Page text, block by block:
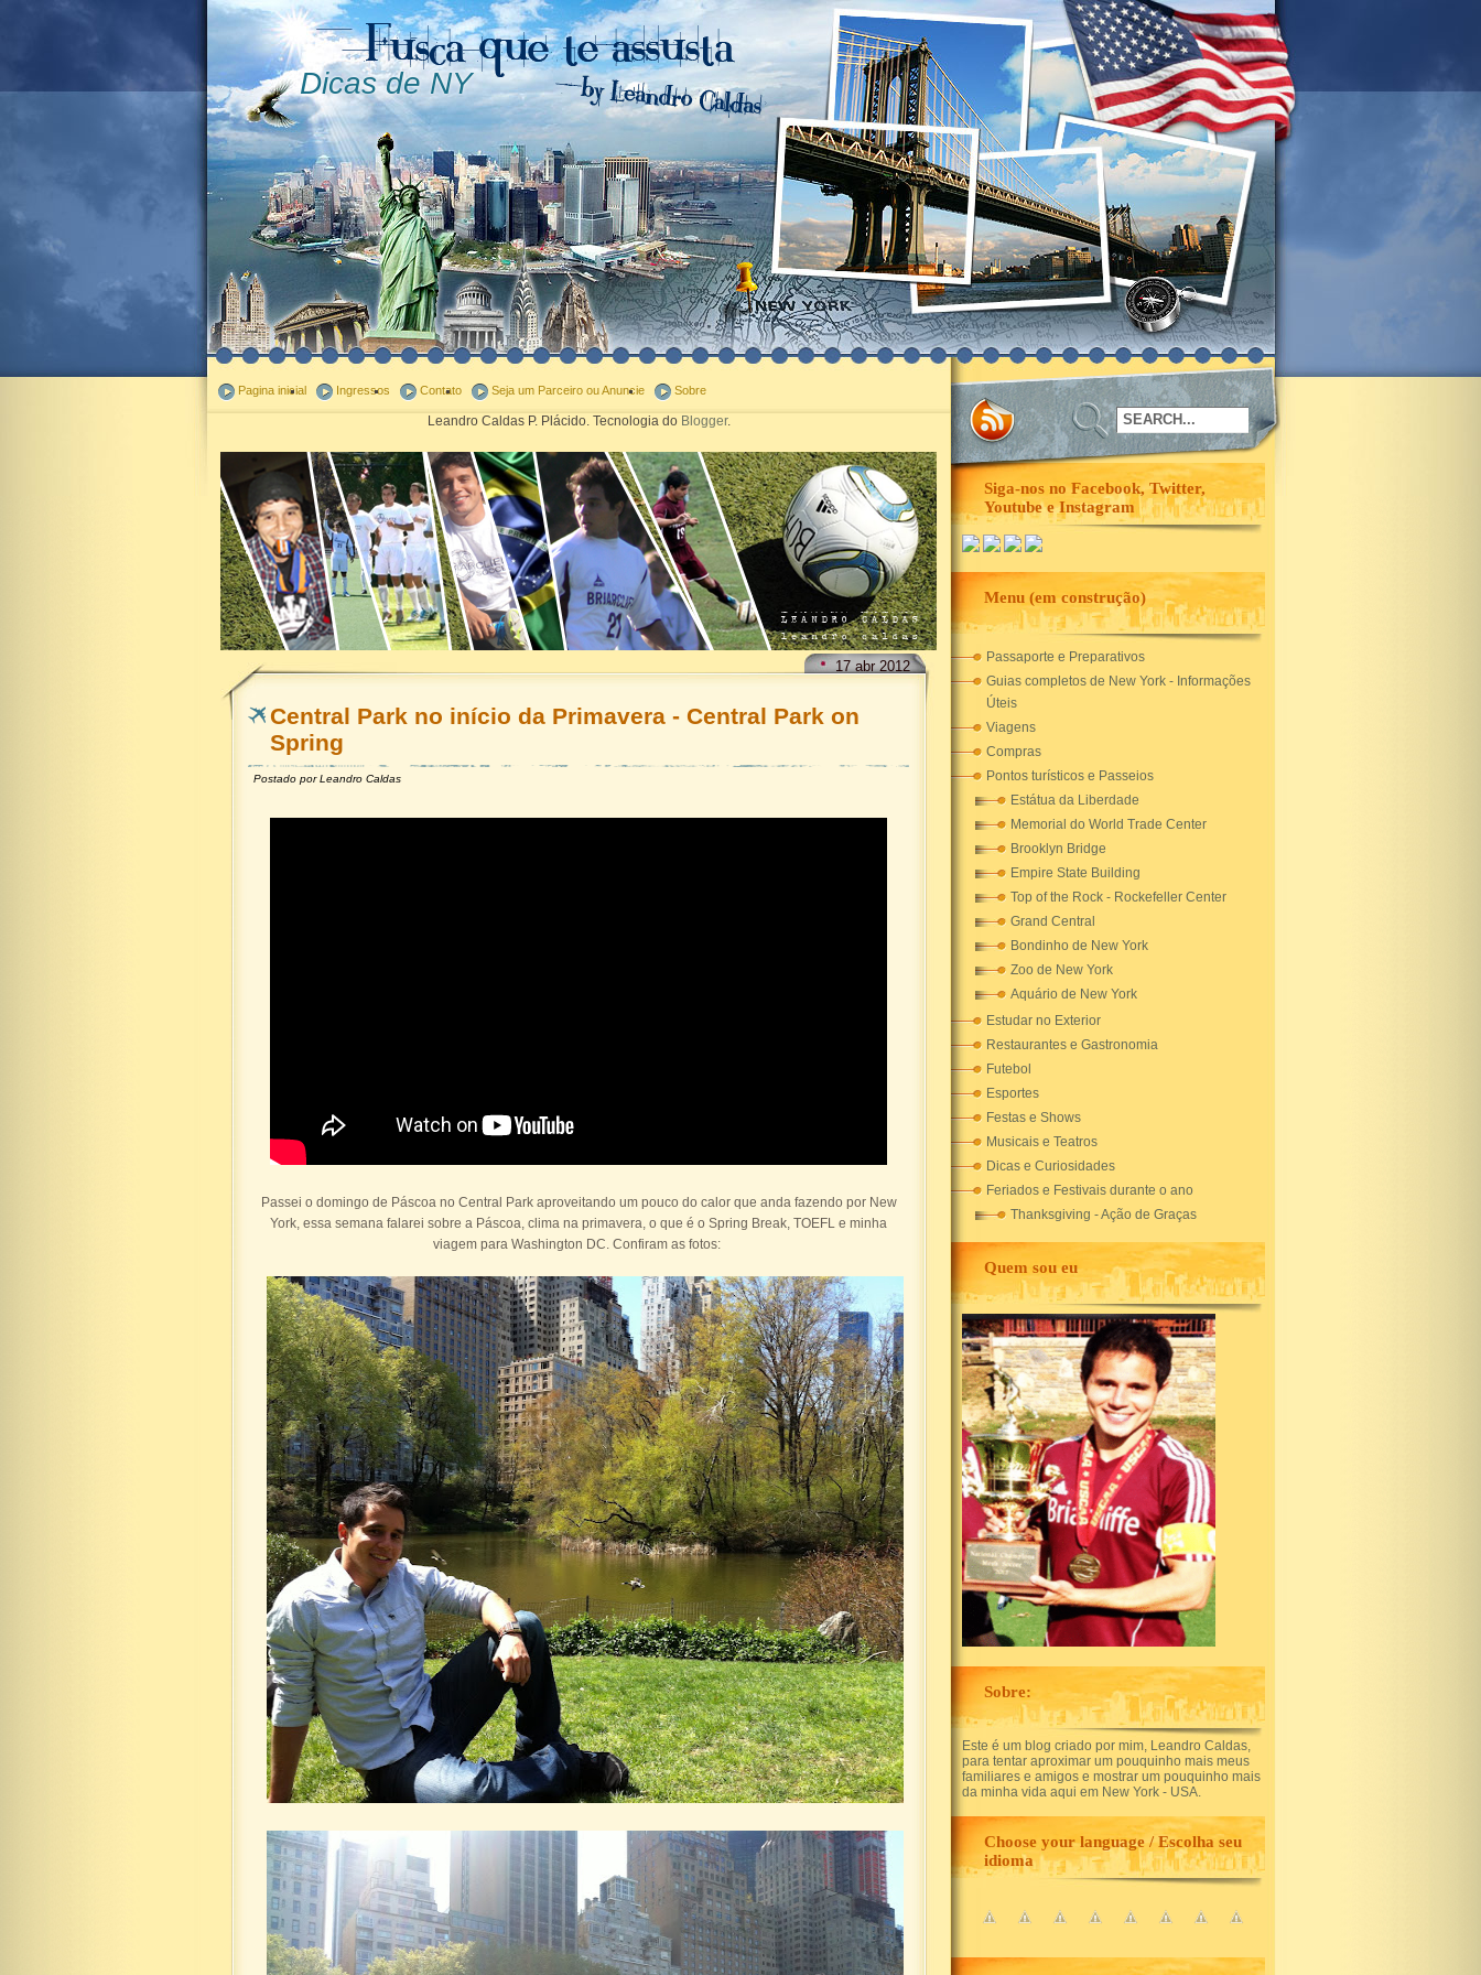
Dicas de NY
Pagina inicial Ingressos Contato Seja um Parceiro ou Anuncie Sobre
Leandro Caldas P. Plácido. Tecnologia do Blogger.
17abr2012
Central Park no início da Primavera - Central Park on
Spring
Postado porLeandro Caldas
Passei o domingo de Páscoa no Central Park aproveitando um pouco do calor que anda fazendo por New
York, essa semana falarei sobre a Páscoa, clima na primavera, o que é o Spring Break, TOEFL e minha
viagem para Washington DC. Confiram as fotos:
Siga-nos no Facebook, Twitter,
Youtube e Instagram
Menu (em construção)
Passaporte e Preparativos
Guias completos de New York - Informações
Úteis
Viagens
Compras
Pontos turísticos e Passeios
Estátua da Liberdade
Memorial do World Trade Center
Brooklyn Bridge
Empire State Building
Top of the Rock - Rockefeller Center
Grand Central
Bondinho de New York
Zoo de New York
Aquário de New York
Estudar no Exterior
Restaurantes e Gastronomia
Futebol
Esportes
Festas e Shows
Musicais e Teatros
Dicas e Curiosidades
Feriados e Festivais durante o ano
Thanksgiving - Ação de Graças
Quem sou eu
Sobre:
Este é um blog criado por mim, Leandro Caldas,
para tentar aproximar um pouquinho mais meus
familiares e amigos e mostrar um pouquinho mais
da minha vida aqui em New York - USA.
Choose your language / Escolha seu
idioma